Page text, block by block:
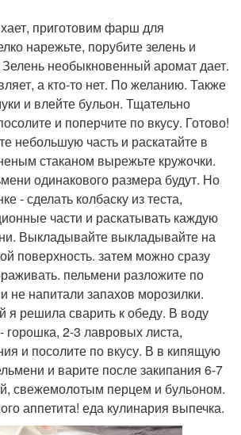
приготовим фарш для
нарежьте, порубите зелень и
необыкновенный аромат дает.
а кто-то нет. По желанию. Также
и влейте бульон. Тщательно
и поперчите по вкусу. Готово!
небольшую часть и раскатайте в
стаканом вырежьте кружочки.
одинакового размера будут. Но
- сделать колбаску из теста,
части и раскатывать каждую
Выкладывайте выкладывайте на
поверхность. затем можно сразу
пельмени разложите по
не напитали запахов морозилки.
я решила сварить к обеду. В воду
горошка, 2-3 лавровых листа,
и посолите по вкусу. В в кипящую
и варите после закипания 6-7
свежемолотым перцем и бульоном.
аппетита! еда кулинария выпечка.